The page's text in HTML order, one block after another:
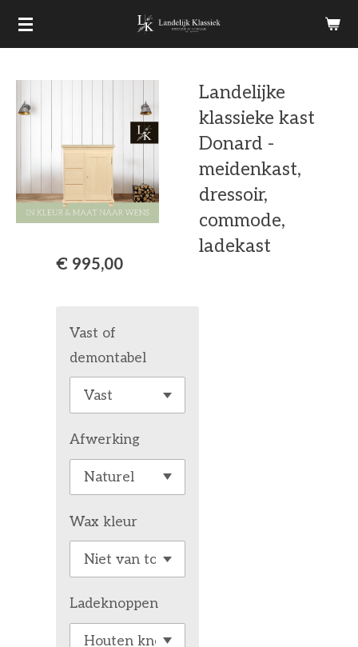
Ga
direct
hoofdinhoud
Landelijke
klassieke kast
Donard -
meidenkast,
dressoir,
commode,
ladekast
€ 995,00
Vast of
demontabel
Afwerking
Wax kleur
Ladeknoppen